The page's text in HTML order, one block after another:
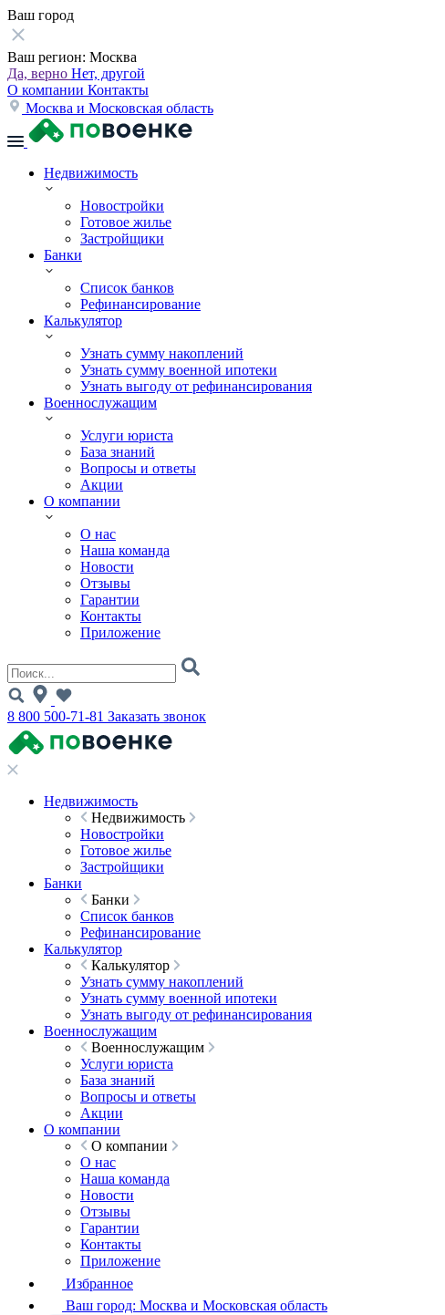
Ваш город
Ваш регион: Москва
Да, верно Нет, другой
О компании Контакты
Москва и Московская область
Недвижимость
Новостройки
Готовое жилье
Застройщики
Банки
Список банков
Рефинансирование
Калькулятор
Узнать сумму накоплений
Узнать сумму военной ипотеки
Узнать выгоду от рефинансирования
Военнослужащим
Услуги юриста
База знаний
Вопросы и ответы
Акции
О компании
О нас
Наша команда
Новости
Отзывы
Гарантии
Контакты
Приложение
8 800 500-71-81 Заказать звонок
Недвижимость
Недвижимость
Новостройки
Готовое жилье
Застройщики
Банки
Банки
Список банков
Рефинансирование
Калькулятор
Калькулятор
Узнать сумму накоплений
Узнать сумму военной ипотеки
Узнать выгоду от рефинансирования
Военнослужащим
Военнослужащим
Услуги юриста
База знаний
Вопросы и ответы
Акции
О компании
О компании
О нас
Наша команда
Новости
Отзывы
Гарантии
Контакты
Приложение
Избранное
Ваш город: Москва и Московская область